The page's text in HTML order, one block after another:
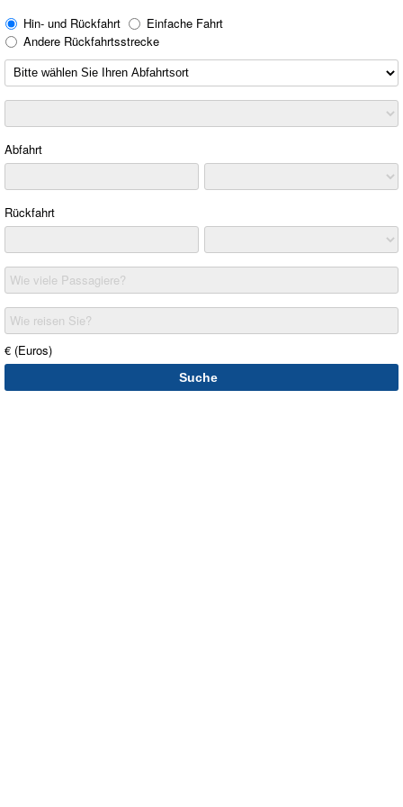
Hin- und Rückfahrt
Einfache Fahrt
Andere Rückfahrtsstrecke
Abfahrt
Rückfahrt
Wie viele Passagiere?
Wie reisen Sie?
€ (Euros)
Suche